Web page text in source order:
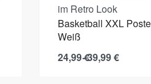
im Retro Look
Basketball XXL
Weiß
24,99€39,99€